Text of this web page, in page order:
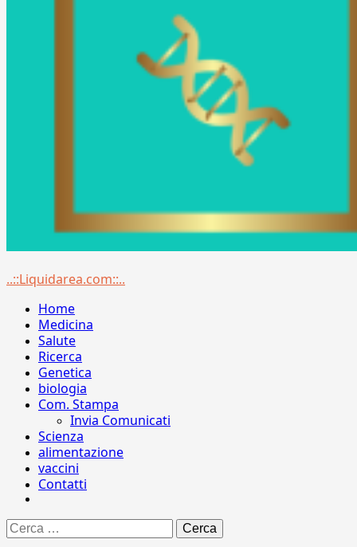
Menu
..::Liquidarea.com::..
Home
Medicina
Salute
Ricerca
Genetica
biologia
Com. Stampa
Invia Comunicati
Scienza
alimentazione
vaccini
Contatti
Ricerca
per: